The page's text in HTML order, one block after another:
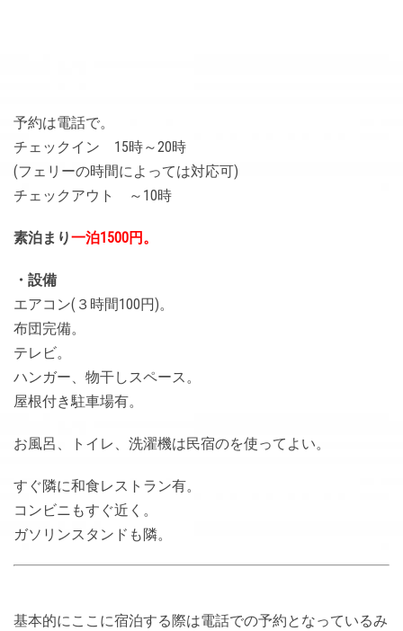
予約は電話で。
チェックイン 15時～20時
(フェリーの時間によっては対応可)
チェックアウト ～10時
素泊まり一泊1500円。
・設備
エアコン(３時間100円)。
布団完備。
テレビ。
ハンガー、物干しスペース。
屋根付き駐車場有。
お風呂、トイレ、洗濯機は民宿のを使ってよい。
すぐ隣に和食レストラン有。
コンビニもすぐ近く。
ガソリンスタンドも隣。
基本的にここに宿泊する際は電話での予約となっているみ